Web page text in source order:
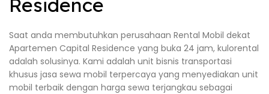
Residence
Saat anda membutuhkan perusahaan Rental Mobil dekat
Apartemen Capital Residence yang buka 24 jam, kulorental
adalah solusinya. Kami adalah unit bisnis transportasi
khusus jasa sewa mobil terpercaya yang menyediakan unit
mobil terbaik dengan harga sewa terjangkau sebagai